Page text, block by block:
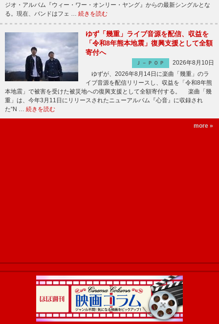
ジオ・アルバム『ウィー・ワー・オンリー・ヤング』からの最新シングルとな
る。現在、バンドはフェ … 続きを読む
ゆず「幾重」ライブ音源を配信、収益を
「令和8年熊本地震」復興支援として全額
寄付へ
Ｊ－ＰＯＰ
2026年8月10日
ゆずが、2026年8月14日に楽曲「幾重」のラ
イブ音源を配信リリースし、収益を「令和8年熊
本地震」で被害を受けた被災地への復興支援として全額寄付する。 楽曲「幾
重」は、今年3月11日にリリースされたニューアルバム『心音』に収録され
た“N … 続きを読む
more »